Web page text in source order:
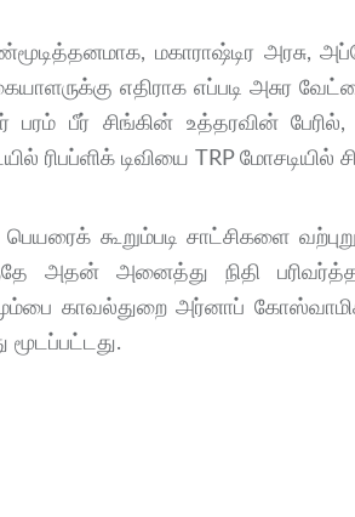
மகாராஷ்டிர
எதிராக எப்படி அசுர
பீர் சிங்கின் உத்தரவின்
ரிபப்ளிக் டிவியை TRP மோசடியில்
பெயரைக் கூறும்படி சாட்சிகளை
அதன் அனைத்து நிதி
காவல்துறை அர்னாப்